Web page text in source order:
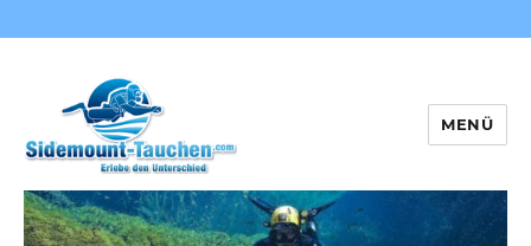
Sidemount-Tauchen
MENÜ